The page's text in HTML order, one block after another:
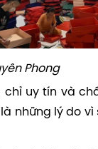
Phong
chỉ uy tín và
những lý do vì